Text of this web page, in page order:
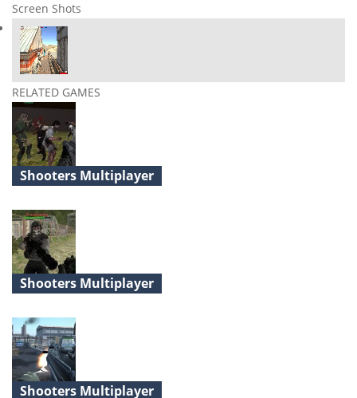
Screen Shots
RELATED GAMES
Shooters Multiplayer
Shooters Multiplayer
Shooters Multiplayer